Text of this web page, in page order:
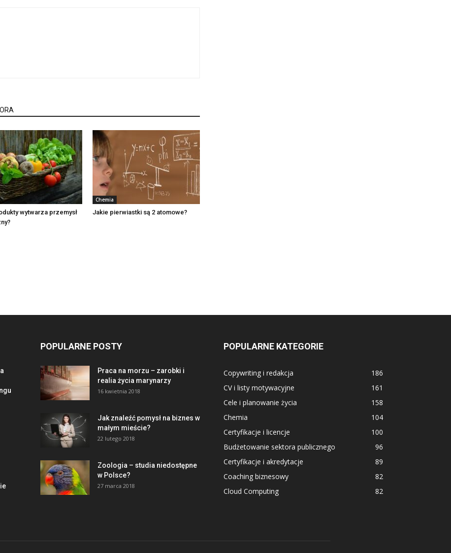
wytwarza przemysł
Chemia
Jakie pierwiastki są 2 atomowe?
POPULARNE POSTY
Praca na morzu – zarobki i
realia życia marynarzy
16 kwietnia 2018
Jak znaleźć pomysł na biznes w
małym mieście?
22 lutego 2018
Zoologia – studia niedostępne
w Polsce?
27 marca 2018
POPULARNE KATEGORIE
Copywriting i redakcja
186
CV i listy motywacyjne
161
Cele i planowanie życia
158
Chemia
104
Certyfikacje i licencje
100
Budżetowanie sektora publicznego
96
Certyfikacje i akredytacje
89
Coaching biznesowy
82
Cloud Computing
82